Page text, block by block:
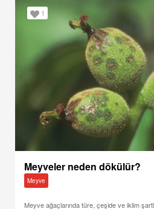
1
Meyveler neden dökülür?
Meyve
Meyve ağaçlarında türe, çeşide ve iklim